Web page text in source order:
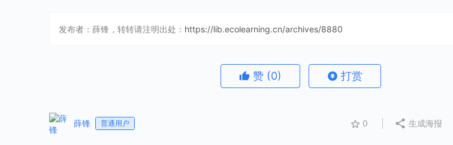
发布者：薛锋，转转请注明出处： https://lib.ecolearning.cn/archives/8880
赞 (0) 打赏
薛锋 普通用户 0 生成海报